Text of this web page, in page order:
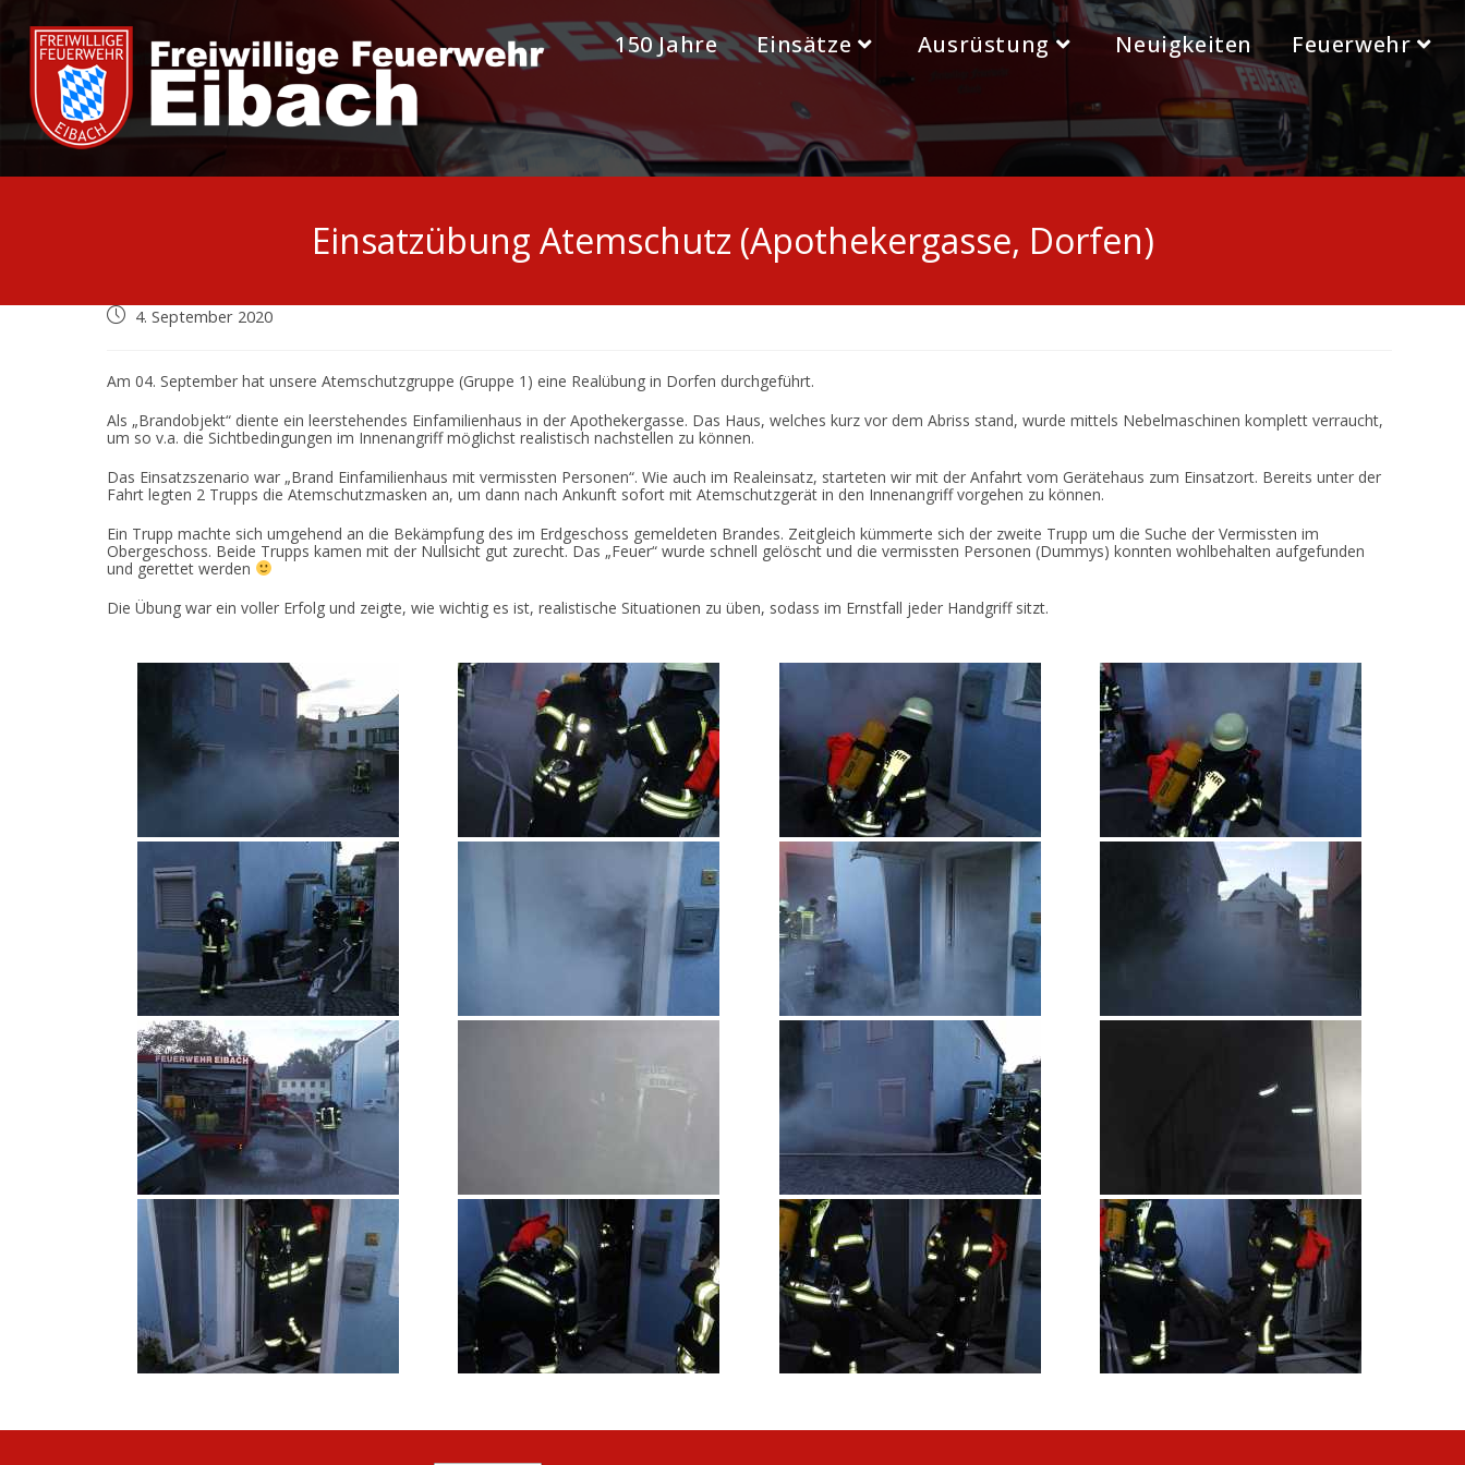
Inhalt
springen
150 Jahre Einsätze Ausrüstung Neuigkeiten Feuerwehr
Einsatzübung Atemschutz (Apothekergasse, Dorfen)
Beitrag4. September 2020
Am 04. September hat unsere Atemschutzgruppe (Gruppe 1) eine Realübung in Dorfen durchgeführt.
Als „Brandobjekt“ diente ein leerstehendes Einfamilienhaus in der Apothekergasse. Das Haus, welches kurz vor dem Abriss stand, wurde mittels Nebelmaschinen komplett verraucht,
um so v.a. die Sichtbedingungen im Innenangriff möglichst realistisch nachstellen zu können.
Das Einsatzszenario war „Brand Einfamilienhaus mit vermissten Personen“. Wie auch im Realeinsatz, starteten wir mit der Anfahrt vom Gerätehaus zum Einsatzort. Bereits unter der
Fahrt legten 2 Trupps die Atemschutzmasken an, um dann nach Ankunft sofort mit Atemschutzgerät in den Innenangriff vorgehen zu können.
Ein Trupp machte sich umgehend an die Bekämpfung des im Erdgeschoss gemeldeten Brandes. Zeitgleich kümmerte sich der zweite Trupp um die Suche der Vermissten im
Obergeschoss. Beide Trupps kamen mit der Nullsicht gut zurecht. Das „Feuer“ wurde schnell gelöscht und die vermissten Personen (Dummys) konnten wohlbehalten aufgefunden
und gerettet werden
Die Übung war ein voller Erfolg und zeigte, wie wichtig es ist, realistische Situationen zu üben, sodass im Ernstfall jeder Handgriff sitzt.